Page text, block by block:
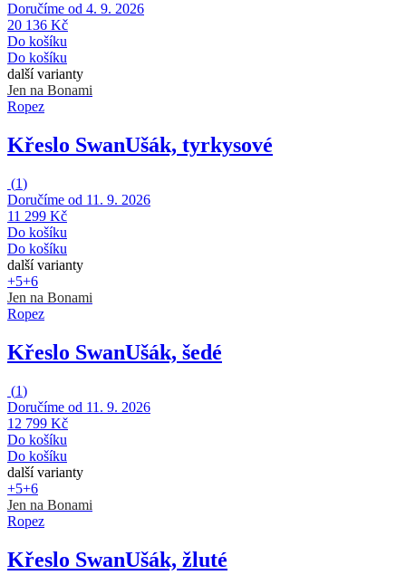
Doručíme od 4. 9. 2026
20 136 Kč
Do košíku
Do košíku
další varianty
Jen na Bonami
Ropez
Křeslo SwanUšák, tyrkysové
(1)
Doručíme od 11. 9. 2026
11 299 Kč
Do košíku
Do košíku
další varianty
+5+6
Jen na Bonami
Ropez
Křeslo SwanUšák, šedé
(1)
Doručíme od 11. 9. 2026
12 799 Kč
Do košíku
Do košíku
další varianty
+5+6
Jen na Bonami
Ropez
Křeslo SwanUšák, žluté